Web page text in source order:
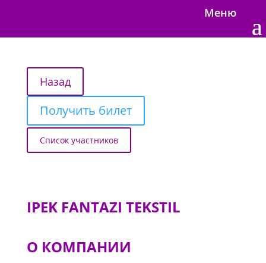
Меню
Получить билет
Список участников
IPEK FANTAZI TEKSTIL
О КОМПАНИИ